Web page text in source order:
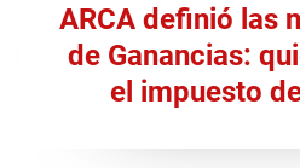
ARCA definió las
de Ganancias:
el impuesto